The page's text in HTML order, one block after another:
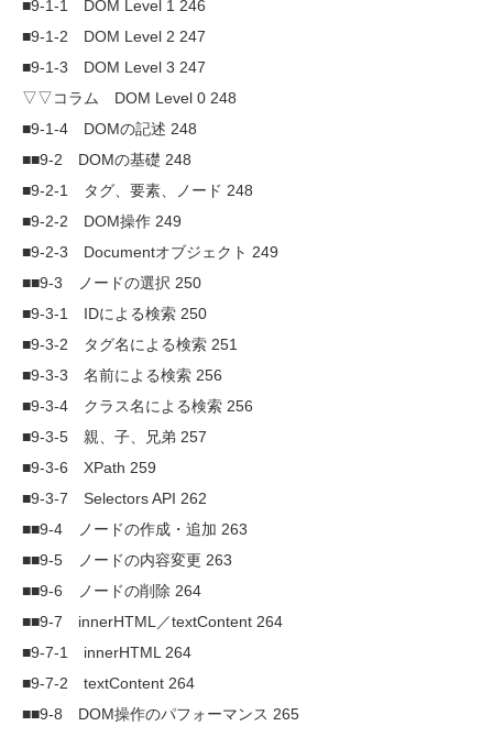
■9-1-1 DOM Level 1 246
■9-1-2 DOM Level 2 247
■9-1-3 DOM Level 3 247
▽▽コラム DOM Level 0 248
■9-1-4 DOMの記述 248
■■9-2 DOMの基礎 248
■9-2-1 タグ、要素、ノード 248
■9-2-2 DOM操作 249
■9-2-3 Documentオブジェクト 249
■■9-3 ノードの選択 250
■9-3-1 IDによる検索 250
■9-3-2 タグ名による検索 251
■9-3-3 名前による検索 256
■9-3-4 クラス名による検索 256
■9-3-5 親、子、兄弟 257
■9-3-6 XPath 259
■9-3-7 Selectors API 262
■■9-4 ノードの作成・追加 263
■■9-5 ノードの内容変更 263
■■9-6 ノードの削除 264
■■9-7 innerHTML／textContent 264
■9-7-1 innerHTML 264
■9-7-2 textContent 264
■■9-8 DOM操作のパフォーマンス 265